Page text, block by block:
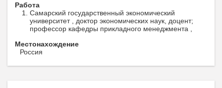
Работа
Самарский государственный экономический
университет , доктор экономических наук, доцент;
профессор кафедры прикладного менеджмента ,
Местонахождение
Россия